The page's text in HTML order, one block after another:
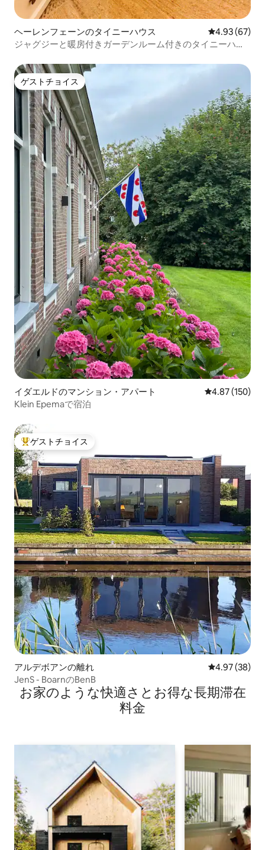
ヘーレンフェーンのタイニーハウス レビュー67
4.93 (67)
ジャグジーと暖房付きガーデンルーム付きのタイニーハウ
ゲストチョイス
ゲストチョイス
イダエルドのマンション・アパート レビュー150
4.87 (150)
Klein Epemaで宿泊
大好評のゲストチョイスです。
ゲストチョイス
アルデボアンの離れ レビュー38
4.97 (38)
JenS - BoarnのBenB
お家のような快⁠適⁠さ⁠とお⁠得⁠な長⁠期⁠滞⁠在
料⁠金